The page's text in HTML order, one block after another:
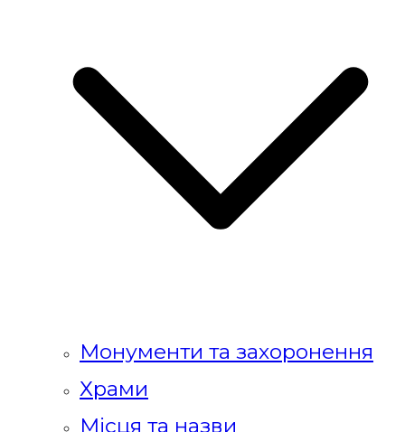
Монументи та захоронення
Храми
Місця та назви